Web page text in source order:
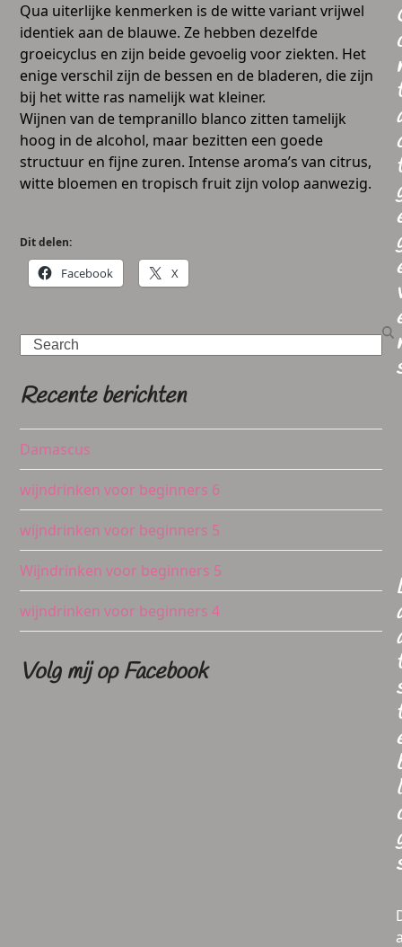
Qua uiterlijke kenmerken is de witte variant vrijwel
identiek aan de blauwe. Ze hebben dezelfde
groeicyclus en zijn beide gevoelig voor ziekten. Het
enige verschil zijn de bessen en de bladeren, die zijn
bij het witte ras namelijk wat kleiner.
Wijnen van de tempranillo blanco zitten tamelijk
hoog in de alcohol, maar bezitten een goede
structuur en fijne zuren. Intense aroma’s van citrus,
witte bloemen en tropisch fruit zijn volop aanwezig.
Dit delen:
Facebook X
Search
Recente berichten
Damascus
wijndrinken voor beginners 6
wijndrinken voor beginners 5
Wijndrinken voor beginners 5
wijndrinken voor beginners 4
Volg mij op Facebook
t
t
t
t
l